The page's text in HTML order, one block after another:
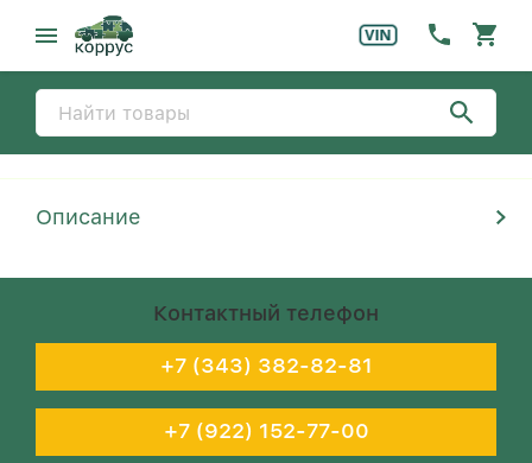
Описание
Контактный телефон
+7 (343) 382-82-81
+7 (922) 152-77-00